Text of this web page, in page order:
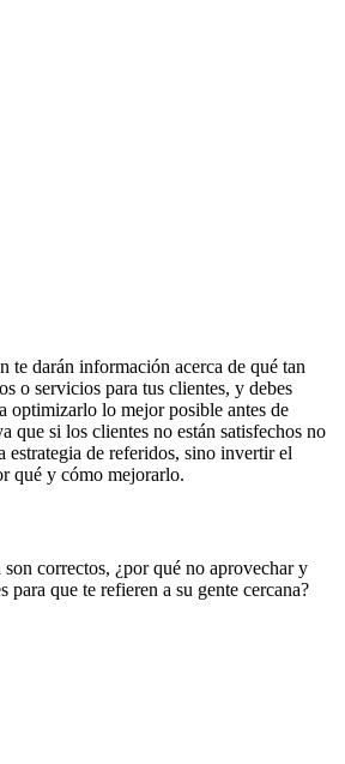
te darán información acerca de qué tan
o servicios para tus clientes, y debes
optimizarlo lo mejor posible antes de
que si los clientes no están satisfechos no
estrategia de referidos, sino invertir el
qué y cómo mejorarlo.
son correctos, ¿por qué no aprovechar y
para que te refieren a su gente cercana?